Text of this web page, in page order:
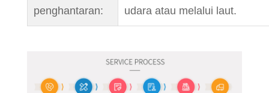
penghantaran:
udara atau melalui laut.